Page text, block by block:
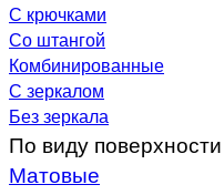
С крючками
Со штангой
Комбинированные
С зеркалом
Без зеркала
По виду поверхности
Матовые